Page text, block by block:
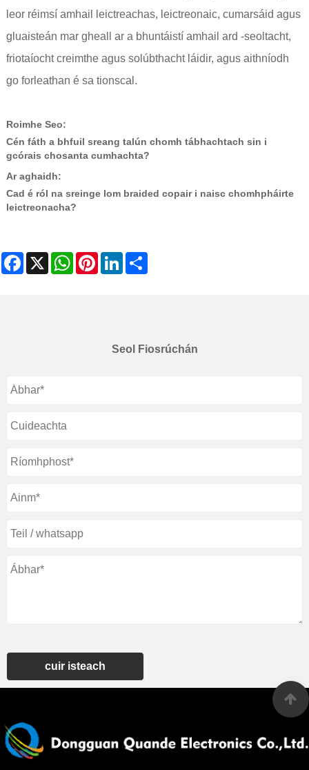
leor réimsí amhail leictreachas, leictreonaic, cumarsáid agus
gluaisteán mar gheall ar a bhuntáistí amhail ard -seoltacht,
friotaíocht creimthe agus solúbthacht láidir, agus aithníodh
go forleathan é sa tionscal.
Roimhe Seo:
Cén fáth a bhfuil sreang talún chomh tábhachtach sin i
gcórais chosanta cumhachta?
Ar aghaidh:
Cad é ról na sreinge lom braided copair i naisc chomhpháirte
leictreonacha?
Facebook
X WhatsAppPinterestLinkedIn
Seol Fiosrúchán
cuir isteach